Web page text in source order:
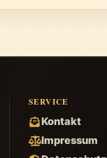
SERVICE
Kontakt
Impressum